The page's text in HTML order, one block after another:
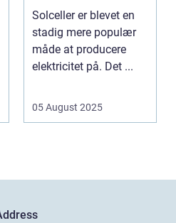
Solceller er blevet en
stadig mere populær
måde at producere
elektricitet på. Det ...
05 August 2025